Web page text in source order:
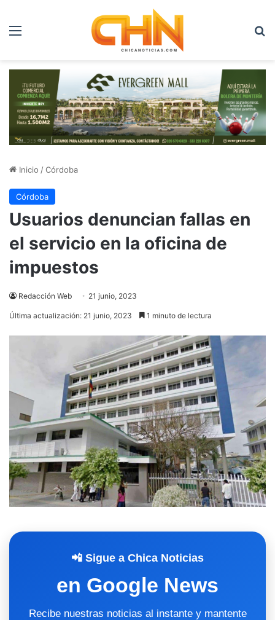
Menú
Inicio /Córdoba
Córdoba
Usuarios denuncian fallas en
el servicio en la oficina de
impuestos
Redacción Web 21 junio, 2023
Última actualización: 21 junio, 2023 1 minuto de lectura
📲 Sigue a Chica Noticias
en Google News
Recibe nuestras noticias al instante y mantente